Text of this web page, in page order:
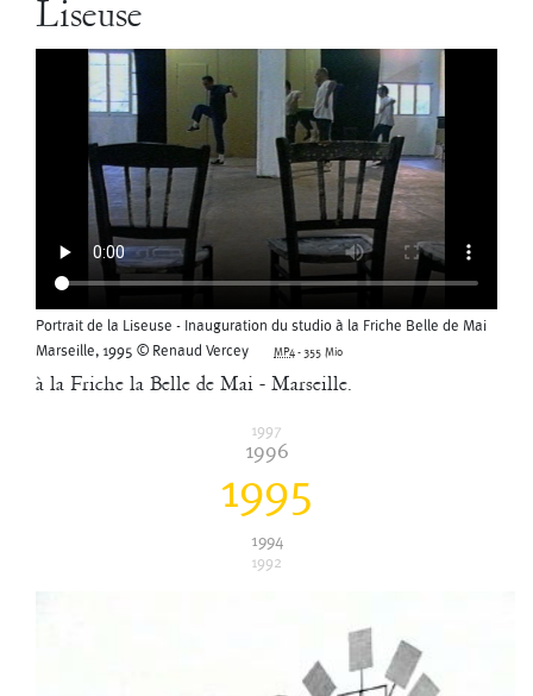
Liseuse
Portrait de la Liseuse - Inauguration du studio à la Friche Belle de Mai
Marseille, 1995 © Renaud Vercey
MP4- 355 Mio
à la Friche la Belle de Mai - Marseille.
1997
1996
1995
1994
1992
Impromptu © Eric Legay 141.9 Mio
Essayer de les lui faire rendre, peut-être en désordre,
en châtouillant son oeil/caméra avec du mouvement.
Rebotier en désordre, c’est encore Rebotier !
Pascale Houbin